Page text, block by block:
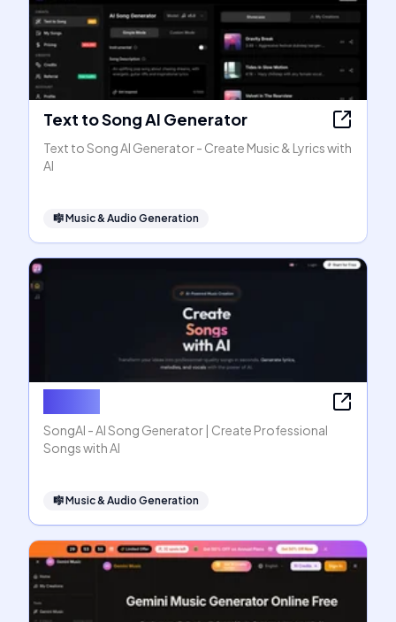
Text to Song AI Generator
Text to Song AI Generator - Create Music & Lyrics with
AI
🎼Music & Audio Generation
SongAI - AI Song Generator | Create Professional
Songs with AI
🎼Music & Audio Generation